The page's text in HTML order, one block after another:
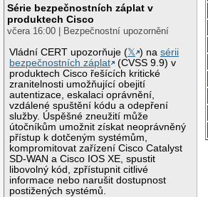
Série bezpečnostních záplat v
produktech Cisco
včera 16:00 | Bezpečnostní upozornění
Vládní CERT upozorňuje (𝕏 ) nasérii
bezpečnostních záplat
(CVSS 9.9) v
produktech Cisco řešících kritické
zranitelnosti umožňující obejití
autentizace, eskalaci oprávnění,
vzdálené spuštění kódu a odepření
služby. Úspěšné zneužití může
útočníkům umožnit získat neoprávněný
přístup k dotčeným systémům,
kompromitovat zařízení Cisco Catalyst
SD-WAN a Cisco IOS XE, spustit
libovolný kód, zpřístupnit citlivé
informace nebo narušit dostupnost
postižených systémů.